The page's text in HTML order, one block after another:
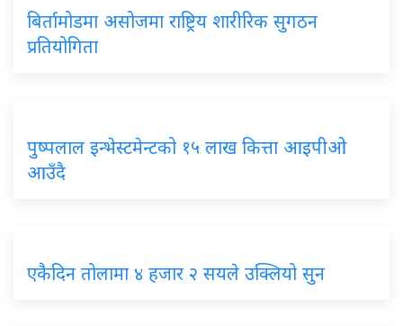
बिर्तामोडमा असोजमा राष्ट्रिय शारीरिक सुगठन
प्रतियोगिता
पुष्पलाल इन्भेस्टमेन्टको १५ लाख कित्ता आइपीओ
आउँदै
एकैदिन तोलामा ४ हजार २ सयले उक्लियो सुन